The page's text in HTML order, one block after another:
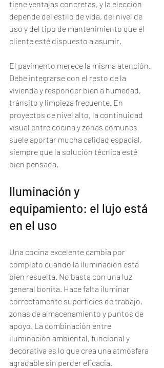
tiene ventajas concretas, y la elección
depende del estilo de vida, del nivel de
uso y del tipo de mantenimiento que el
cliente esté dispuesto a asumir.
El pavimento merece la misma atención.
Debe integrarse con el resto de la
vivienda y responder bien a humedad,
tránsito y limpieza frecuente. En
proyectos de nivel alto, la continuidad
visual entre cocina y zonas comunes
suele aportar mucha calidad espacial,
siempre que la solución técnica esté
bien pensada.
Iluminación y
equipamiento: el lujo está
en el uso
Una cocina excelente cambia por
completo cuando la iluminación está
bien resuelta. No basta con una luz
general bonita. Hace falta iluminar
correctamente superficies de trabajo,
zonas de almacenamiento y puntos de
apoyo. La combinación entre
iluminación ambiental, funcional y
decorativa es lo que crea una atmósfera
agradable sin perder eficacia.